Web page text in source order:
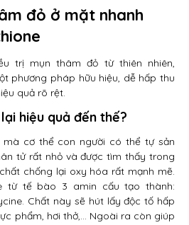
đỏ ở mặt nhanh
trị mụn thâm đỏ từ thiên nhiên,
phương pháp hữu hiệu, dễ hấp thu
quả rõ rệt.
hiệu quả đến thế?
cơ thể con người có thể tự sản
tử rất nhỏ và được tìm thấy trong
chống lại oxy hóa rất mạnh mẽ.
từ tế bào 3 amin cấu tạo thành:
Chất này sẽ hút lấy độc tố hấp
phẩm, hơi thở,… Ngoài ra còn giúp